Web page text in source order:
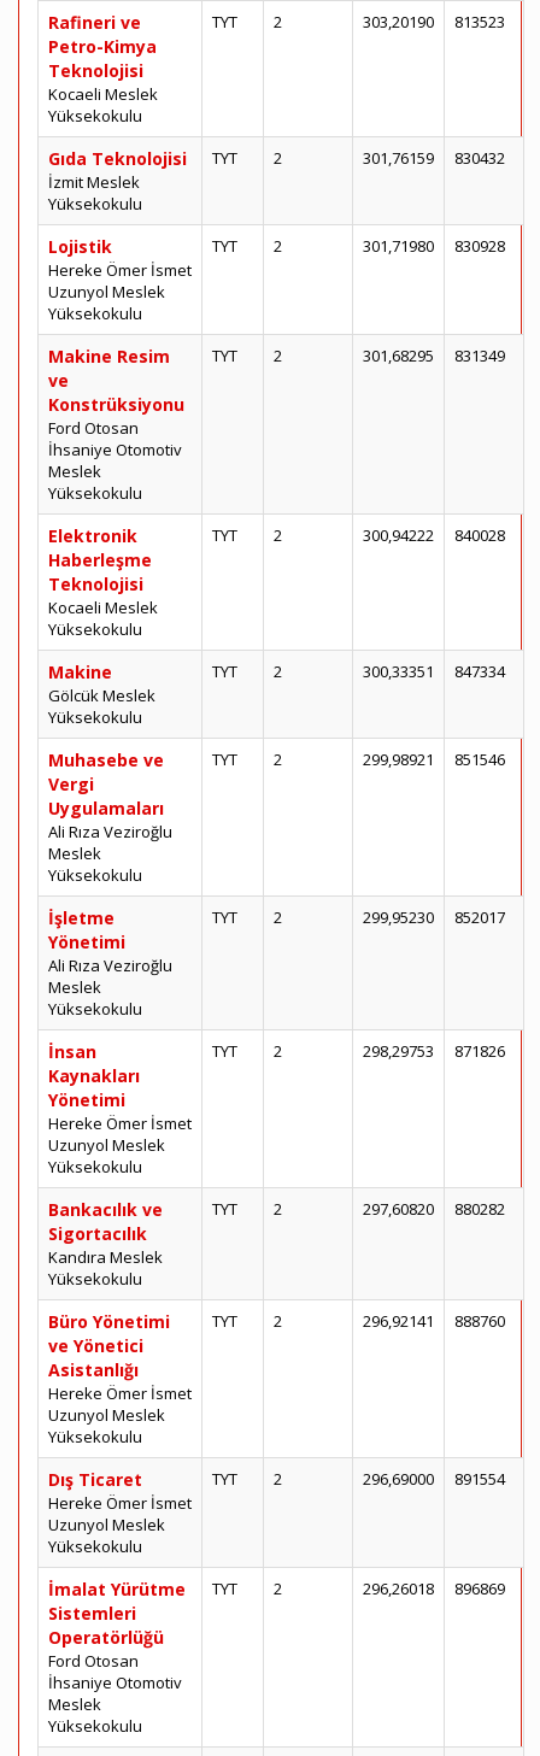
Rafineri ve
Petro-Kimya
Teknolojisi
Kocaeli Meslek
Yüksekokulu
TYT 2 303,20190 813523
Gıda Teknolojisi
İzmit Meslek
Yüksekokulu
TYT 2 301,76159 830432
Lojistik
Hereke Ömer İsmet
Uzunyol Meslek
Yüksekokulu
TYT 2 301,71980 830928
Makine Resim
ve
Konstrüksiyonu
Ford Otosan
İhsaniye Otomotiv
Meslek
Yüksekokulu
TYT 2 301,68295 831349
Elektronik
Haberleşme
Teknolojisi
Kocaeli Meslek
Yüksekokulu
TYT 2 300,94222 840028
Makine
Gölcük Meslek
Yüksekokulu
TYT 2 300,33351 847334
Muhasebe ve
Vergi
Uygulamaları
Ali Rıza Veziroğlu
Meslek
Yüksekokulu
TYT 2 299,98921 851546
İşletme
Yönetimi
Ali Rıza Veziroğlu
Meslek
Yüksekokulu
TYT 2 299,95230 852017
İnsan
Kaynakları
Yönetimi
Hereke Ömer İsmet
Uzunyol Meslek
Yüksekokulu
TYT 2 298,29753 871826
Bankacılık ve
Sigortacılık
Kandıra Meslek
Yüksekokulu
TYT 2 297,60820 880282
Büro Yönetimi
ve Yönetici
Asistanlığı
Hereke Ömer İsmet
Uzunyol Meslek
Yüksekokulu
TYT 2 296,92141 888760
Dış Ticaret
Hereke Ömer İsmet
Uzunyol Meslek
Yüksekokulu
TYT 2 296,69000 891554
İmalat Yürütme
Sistemleri
Operatörlüğü
Ford Otosan
İhsaniye Otomotiv
Meslek
Yüksekokulu
TYT 2 296,26018 896869